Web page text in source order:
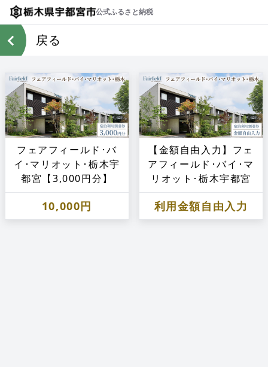
公式ふるさと納税
戻る
フェアフィールド･バ
イ･マリオット･栃木宇
都宮【3,000円分】
10,000円
【金額自由入力】フェ
アフィールド･バイ･マ
リオット･栃木宇都宮
利用金額自由入力